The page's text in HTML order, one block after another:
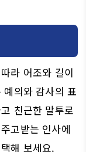
라 어조와 길이
의와 감사의 표
친근한 말투로
고받는 인사에
해 보세요.